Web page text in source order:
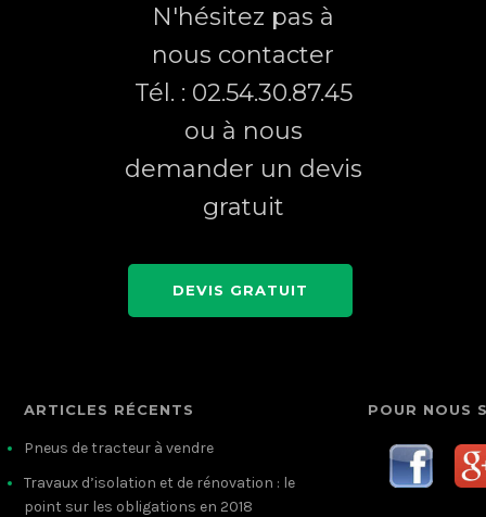
N'hésitez pas à
nous contacter
Tél. : 02.54.30.87.45
ou à nous
demander un devis
gratuit
DEVIS GRATUIT
ARTICLES RÉCENTS
Pneus de tracteur à vendre
Travaux d’isolation et de rénovation : le
point sur les obligations en 2018
POUR NOUS